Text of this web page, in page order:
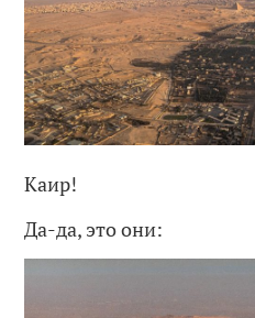
Каир!
Да-да, это они: